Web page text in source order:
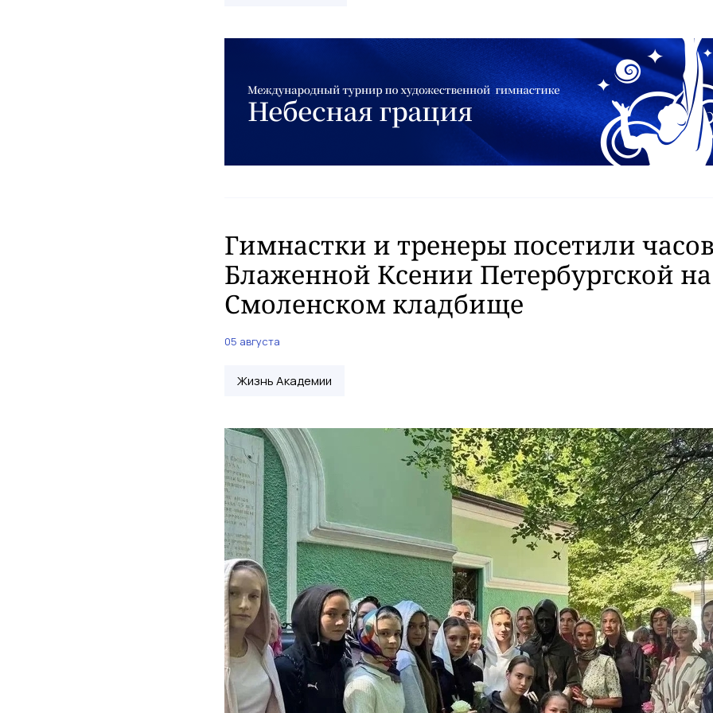
Гимнастки и тренеры посетили
Блаженной Ксении Петербургской на
Смоленском кладбище
05 августа
Жизнь Академии